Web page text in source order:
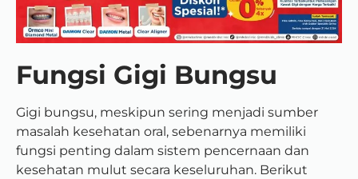
Fungsi Gigi Bungsu
Gigi bungsu, meskipun sering menjadi sumber
masalah kesehatan oral, sebenarnya memiliki
fungsi penting dalam sistem pencernaan dan
kesehatan mulut secara keseluruhan. Berikut